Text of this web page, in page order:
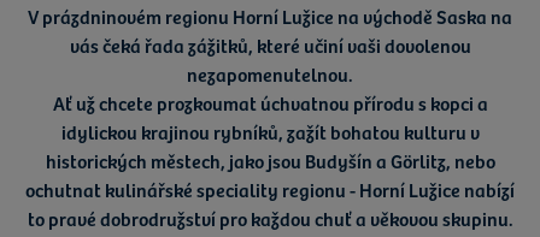
Vprázdninovém regionu Horní Lužice na východěSaska na
vás čeká řada zážitků, které učiní vaši dovolenou
nezapomenutelnou.
Ať už chcete prozkoumatúchvatnou přírodus kopci a
idylickou krajinou rybníků, zažítbohatou kulturu v
historických městech, jako jsou Budyšín a Görlitz, nebo
ochutnatkulinářské speciality regionu - Horní Lužice nabízí
to pravé dobrodružství pro každou chuť a věkovou skupinu.